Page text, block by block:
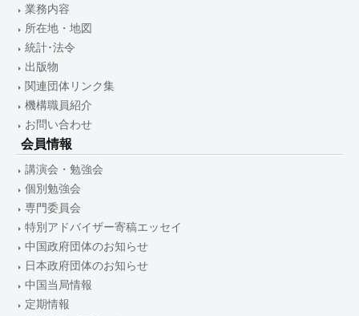
業務内容
所在地・地図
統計･法令
出版物
関連団体リンク集
機構職員紹介
お問い合わせ
会員情報
講演会・勉強会
個別勉強会
専門委員会
特別アドバイザー寄稿エッセイ
中国政府団体のお知らせ
日本政府団体のお知らせ
中国当局情報
定期情報